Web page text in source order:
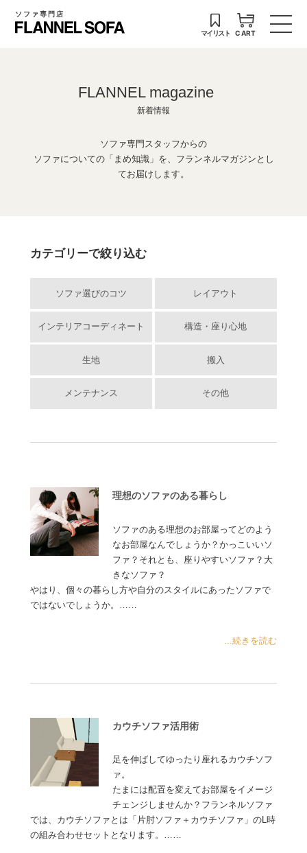
ソファ専門店
マイリスト CART
FLANNEL magazine
新着情報
ソファ専門スタッフからの
ソファについての「まめ知識」を、フランネルマガジンとし
てお届けします。
カテゴリーで絞り込む
ソファ選びのコツ レイアウト
インテリアコーディネート 構造・座り心地
生地 搬入
メンテナンス その他
理想のソファのある暮らし
ソファのある理想のお部屋ってどのよう
なお部屋なんでしょうか？かっこいいソ
ファ？それとも、座りやすいソファ？大
きなソファ？
やはり、個々の暮らし方や自分のスタイルにあったソファで
ではないでしょうか。……
...続きを読む
カウチソファ活用術
足を伸ばしてゆったり座れるカウチソフ
ァ。
たまには配置を変えてお部屋をイメージ
チェンジしませんか？フランネルソファ
では、カウチソファとは「片肘ソファ＋カウチソファ」のL時
の組み合わせセットとなります。……